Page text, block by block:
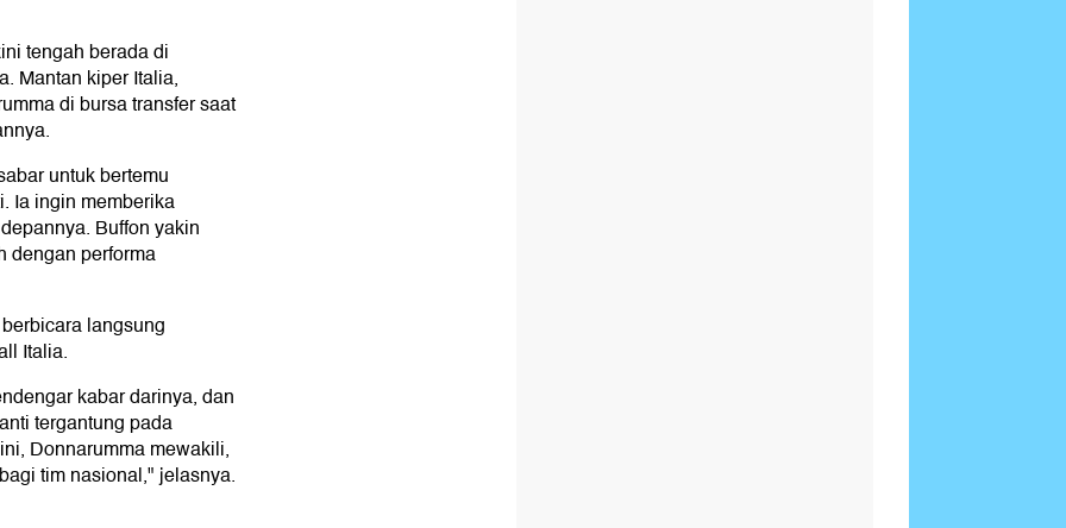
tengah berada di
Mantan kiper Italia,
di bursa transfer saat
untuk bertemu
Ia ingin memberika
Buffon yakin
dengan performa
langsung
Italia.
kabar darinya, dan
tergantung pada
Donnarumma mewakili,
tim nasional," jelasnya.